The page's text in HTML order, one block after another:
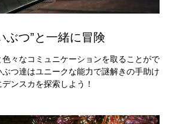
ぶつ”と一緒に冒険
々なコミュニケーションを取ることがで
つ達はユニークな能力で謎解きの手助け
ンスカを探索しよう！